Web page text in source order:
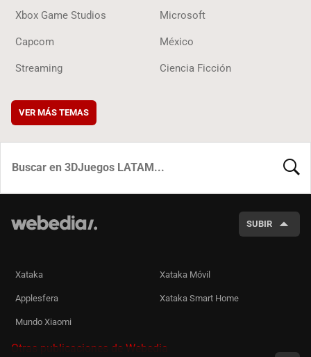
Xbox Game Studios Microsoft
Capcom México
Streaming Ciencia Ficción
VER MÁS TEMAS
SUBIR
Xataka Xataka Móvil
Applesfera Xataka Smart Home
Mundo Xiaomi
Otras publicaciones de Webedia